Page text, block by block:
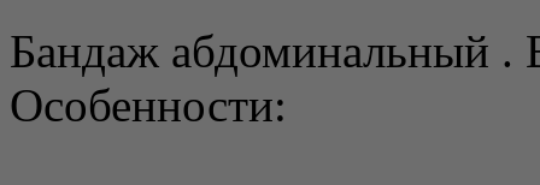
Бандаж абдоминальный
Особенности: